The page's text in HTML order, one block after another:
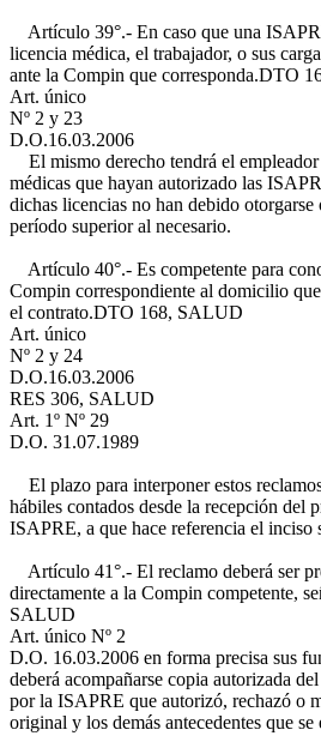
Artículo 39°.- En caso que una
licencia médica, el trabajador, o sus
ante la Compin que corresponda.DTO
Art. único
Nº 2 y 23
D.O.16.03.2006
El mismo derecho tendrá el empleador
médicas que hayan autorizado las
dichas licencias no han debido otorgarse
período superior al necesario.
Artículo 40°.- Es competente para
Compin correspondiente al domicilio
el contrato.DTO 168, SALUD
Art. único
Nº 2 y 24
D.O.16.03.2006
RES 306, SALUD
Art. 1º Nº 29
D.O. 31.07.1989
El plazo para interponer estos
hábiles contados desde la recepción del
ISAPRE, a que hace referencia el inciso
Artículo 41°.- El reclamo deberá ser
directamente a la Compin competente,
SALUD
Art. único Nº 2
D.O. 16.03.2006 en forma precisa sus
deberá acompañarse copia autorizada
por la ISAPRE que autorizó, rechazó o
original y los demás antecedentes que